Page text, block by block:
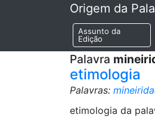
Origem da
Assunto da
Edição
Palavra
etimologia
Palavras:
etimologia da